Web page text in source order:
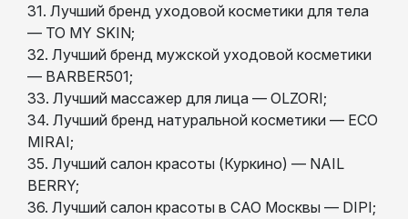
31. Лучший бренд уходовой косметики для тела
— TO MY SKIN;
32. Лучший бренд мужской уходовой косметики
— BARBER501;
33. Лучший массажер для лица — OLZORI;
34. Лучший бренд натуральной косметики — ECO
MIRAI;
35. Лучший салон красоты (Куркино) — NAIL
BERRY;
36. Лучший салон красоты в САО Москвы — DIPI;